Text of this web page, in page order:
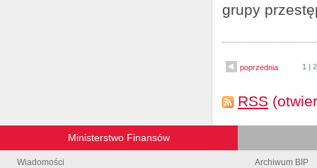
grupy
poprzednia 1 | 2
RSS
Ministerstwo Finansów
Wiadomości
Archiwum BIP